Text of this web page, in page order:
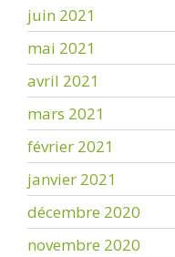
juin 2021
mai 2021
avril 2021
mars 2021
février 2021
janvier 2021
décembre 2020
novembre 2020